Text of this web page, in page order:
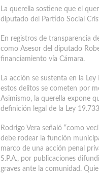
La querella sostiene que el
diputado del Partido Social
En registros de transparencia
como Asesor del diputado
financiamiento vía Cámara.
La acción se sustenta en la
estos delitos se cometen por
Asimismo, la querella expone
definición legal de la Ley
Rodrigo Vera señaló “como
debe rodear la función
marco de una acción penal
S.P.A., por publicaciones
graves ante la comunidad.